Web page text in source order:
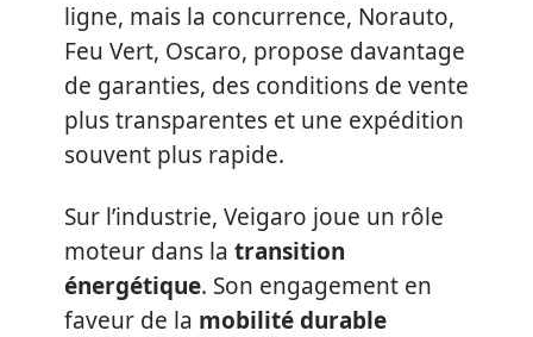
ligne, mais la concurrence, Norauto,
Feu Vert, Oscaro, propose davantage
de garanties, des conditions de vente
plus transparentes et une expédition
souvent plus rapide.
Sur l’industrie, Veigaro joue un rôle
moteur dans la transition
énergétique. Son engagement en
faveur de la mobilité durable